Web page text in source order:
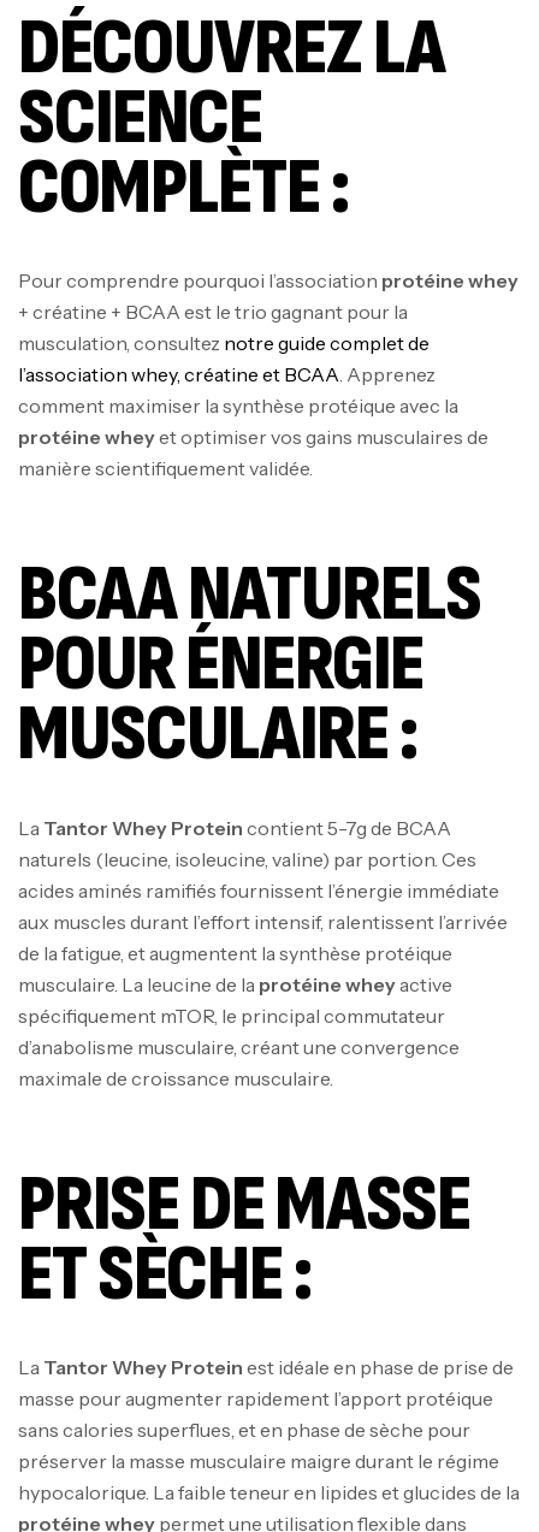
DÉCOUVREZ LA
SCIENCE
COMPLÈTE :
Pour comprendre pourquoi l’association protéine whey
+ créatine + BCAA est le trio gagnant pour la
musculation, consultez notre guide complet de
l’association whey, créatine et BCAA. Apprenez
comment maximiser la synthèse protéique avec la
protéine wheyet optimiser vos gains musculaires de
manière scientifiquement validée.
BCAA NATURELS
POUR ÉNERGIE
MUSCULAIRE :
La Tantor Whey Protein contient 5-7g de BCAA
naturels (leucine, isoleucine, valine) par portion. Ces
acides aminés ramifiés fournissent l’énergie immédiate
aux muscles durant l’effort intensif, ralentissent l’arrivée
de la fatigue, et augmentent la synthèse protéique
musculaire. La leucine de la protéine wheyactive
spécifiquement mTOR, le principal commutateur
d’anabolisme musculaire, créant une convergence
maximale de croissance musculaire.
PRISE DE MASSE
ET SÈCHE :
La Tantor Whey Protein est idéale en phase de prise de
masse pour augmenter rapidement l’apport protéique
sans calories superflues, et en phase de sèche pour
préserver la masse musculaire maigre durant le régime
hypocalorique. La faible teneur en lipides et glucides de la
protéine whey permet une utilisation flexible dans